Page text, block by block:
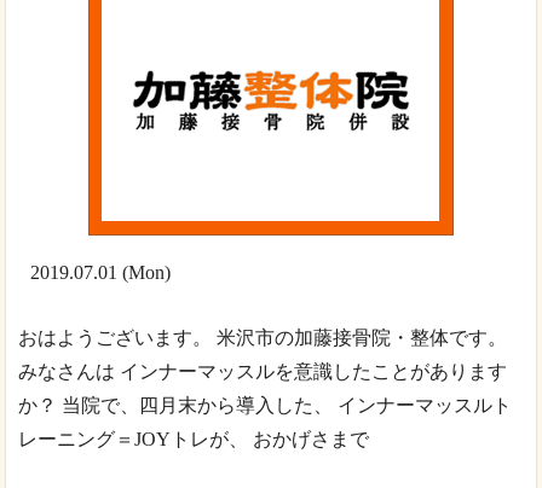
2019.07.01 (Mon)
おはようございます。 米沢市の加藤接骨院・整体です。
みなさんは インナーマッスルを意識したことがあります
か？ 当院で、四月末から導入した、 インナーマッスルト
レーニング＝JOYトレが、 おかげさまで